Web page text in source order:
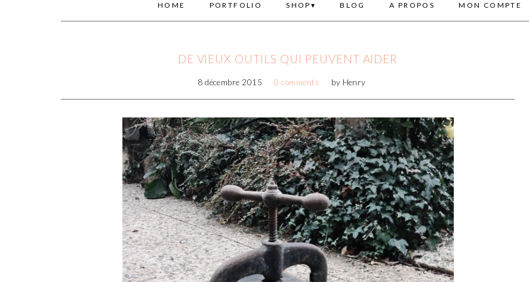
HOME PORTFOLIO SHOP BLOG A PROPOS MON COMPTE
DE VIEUX OUTILS QUI PEUVENT AIDER
8 décembre 2015 0 comments by Henry